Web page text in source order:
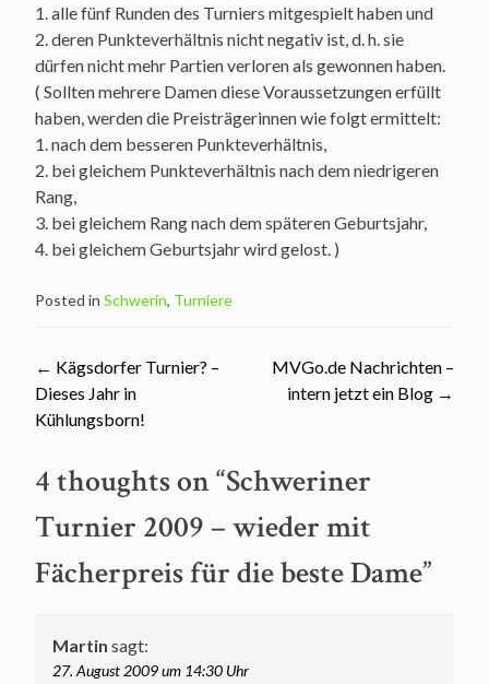
1. alle fünf Runden des Turniers mitgespielt haben und
2. deren Punkteverhältnis nicht negativ ist, d. h. sie
dürfen nicht mehr Partien verloren als gewonnen haben.
( Sollten mehrere Damen diese Voraussetzungen erfüllt
haben, werden die Preisträgerinnen wie folgt ermittelt:
1. nach dem besseren Punkteverhältnis,
2. bei gleichem Punkteverhältnis nach dem niedrigeren
Rang,
3. bei gleichem Rang nach dem späteren Geburtsjahr,
4. bei gleichem Geburtsjahr wird gelost. )
Posted in Schwerin, Turniere
Post
navigation
← Kägsdorfer Turnier? –
Dieses Jahr in
Kühlungsborn!
MVGo.de Nachrichten –
intern jetzt ein Blog →
4 thoughts on “Schweriner
Turnier 2009 – wieder mit
Fächerpreis für die beste Dame”
Martin sagt:
27. August 2009 um 14:30 Uhr